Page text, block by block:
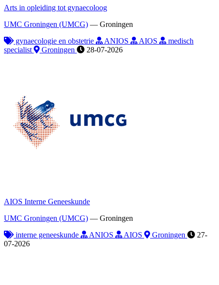
Arts in opleiding tot gynaecoloog
UMC Groningen (UMCG) — Groningen
gynaecologie en obstetrie
ANIOS AIOS
medisch
specialist
Groningen 28-07-2026
AIOS Interne Geneeskunde
UMC Groningen (UMCG) — Groningen
interne geneeskunde
ANIOS AIOS Groningen
27-
07-2026